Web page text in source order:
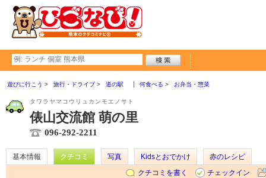
遊びに行こう 旅行・ドライブ 道の駅 何食べる お弁当・惣菜
タワラヤマコウリュカンモエノサト
俵山交流館 萌の里
096-292-2211
基本情報 クチコミ 写真 Kidsとおでかけ
赤のレシピ
クチコミを書く
チェックイン